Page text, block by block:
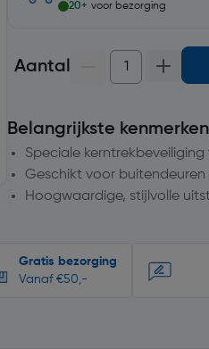
20+ voor bezorging
Aantal
Belangrijkste
Speciale
Geschikt voor
Hoogwaardige, stijlvolle
Gratis bezorging
Vanaf €50,-